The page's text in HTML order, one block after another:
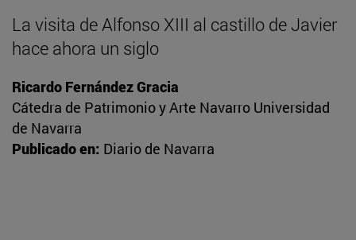
La visita de Alfonso XIII al castillo de Javier
hace ahora un siglo
Ricardo Fernández Gracia
Cátedra de Patrimonio y Arte Navarro Universidad
de Navarra
Publicado en: Diario de Navarra